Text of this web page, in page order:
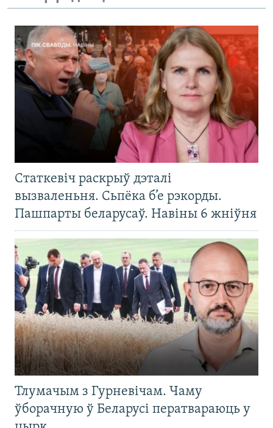
Статкевіч раскрыў дэталі
вызваленьня. Сьпёка б’е рэкорды.
Пашпарты беларусаў. Навіны 6 жніўня
Тлумачым з Гурневічам. Чаму
ўборачную ў Беларусі ператвараюць у